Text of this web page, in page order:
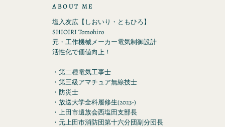
ABOUT ME
塩入友広【しおいり・ともひろ】
SHIOIRI Tomohiro
元・工作機械メーカー電気制御設計
活性化で価値向上！
・第二種電気工事士
・第三級アマチュア無線技士
・防災士
・放送大学全科履修生(2023-)
・上田市遺族会西塩田支部長
・元上田市消防団第十六分団副分団長